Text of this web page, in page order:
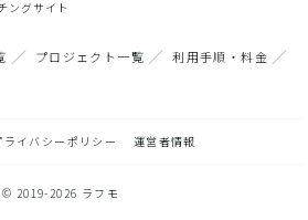
ングサイト
プロジェクト一覧
利用手順・料金
ライバシーポリシー 運営者情報
© 2019-2026 ラフモ